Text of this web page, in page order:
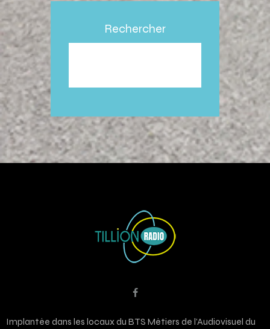
Rechercher
Implantée dans les locaux du BTS Métiers de l’Audiovisuel du